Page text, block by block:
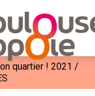
quartier ! 2021 /